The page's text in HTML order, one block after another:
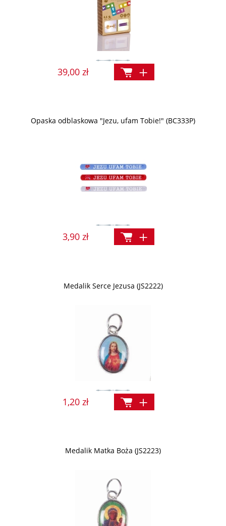
39,00 zł
Opaska odblaskowa "Jezu, ufam Tobie!" (BC333P)
3,90 zł
Medalik Serce Jezusa (JS2222)
1,20 zł
Medalik Matka Boża (JS2223)